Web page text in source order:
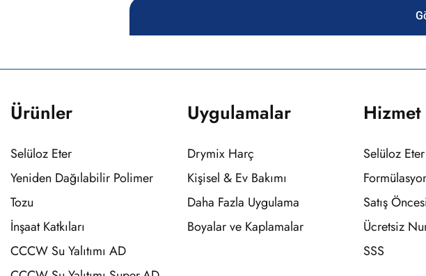
Ürünler
Selüloz Eter
Yeniden Dağılabilir Polimer
Tozu
İnşaat Katkıları
CCCW Su Yalıtımı AD
Uygulamalar
Drymix Harç
Kişisel & Ev Bakımı
Daha Fazla Uygulama
Boyalar ve Kaplamalar
Hizmet
Selüloz
Satış
Ücretsiz
SSS